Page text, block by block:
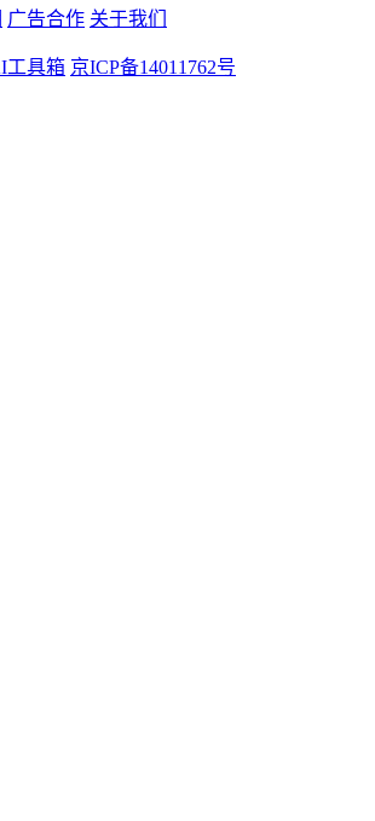
广告合作 关于我们
工具箱 京ICP备14011762号